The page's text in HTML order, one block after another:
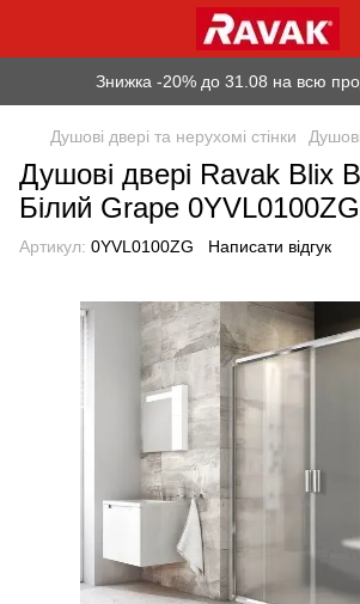
Знижка -20% до 31.08 на всю
Душові двері та нерухомі стінки
Душові двері Ravak Blix
Білий Grape 0YVL0100ZG
Артикул: 0YVL0100ZG Написати відгук